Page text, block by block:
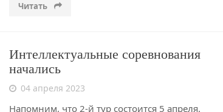
Читать
Интеллектуальные соревнования
начались
04 апреля 2023
Напомним, что 2-й тур состоится 5 апреля.